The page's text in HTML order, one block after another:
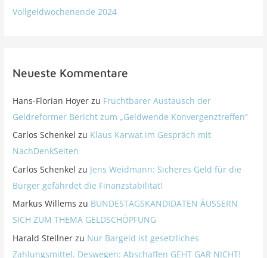
Vollgeldwochenende 2024
Neueste Kommentare
Hans-Florian Hoyer zu Fruchtbarer Austausch der
Geldreformer Bericht zum „Geldwende Konvergenztreffen“
Carlos Schenkel zu Klaus Karwat im Gespräch mit
NachDenkSeiten
Carlos Schenkel zu Jens Weidmann: Sicheres Geld für die
Bürger gefährdet die Finanzstabilität!
Markus Willems zu BUNDESTAGSKANDIDATEN ÄUSSERN
SICH ZUM THEMA GELDSCHÖPFUNG
Harald Stellner zu Nur Bargeld ist gesetzliches
Zahlungsmittel. Deswegen: Abschaffen GEHT GAR NICHT!